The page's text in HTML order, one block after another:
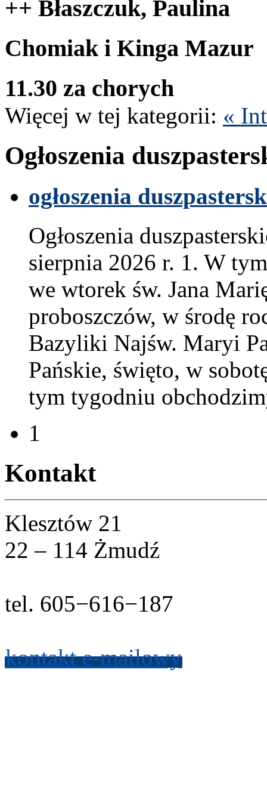
++ Błaszczuk, Paulina
Cho­miak i Kinga Mazur
11.30 za chorych
Więcej w tej kat­e­gorii: «
Ogłoszenia
ogłoszenia
Ogłoszenia
sierp­nia 2026 r. 1. W
we wtorek św. Jana
pro­boszczów, w środę
Bazy­liki Najśw. Maryi
Pańskie, święto, w
tym tygod­niu
1
Kon­takt
Klesztów 21
22 – 114 Żmudź
tel. 605−616−187
kon­takt e-​mailowy